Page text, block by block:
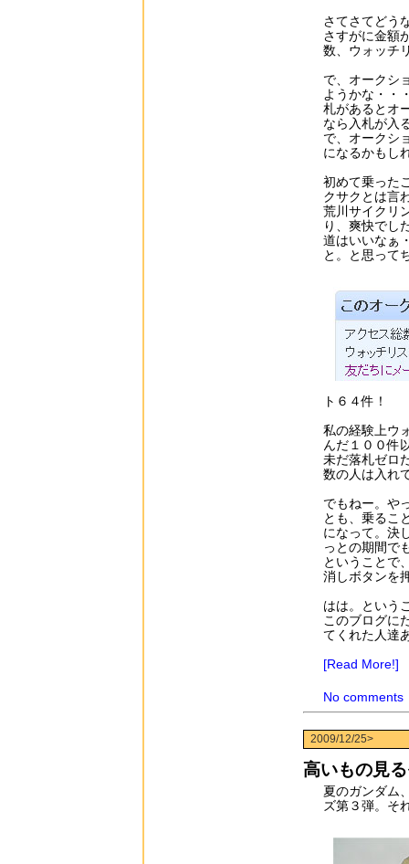
さてさてどう
さすがに金額
数、ウォッチ
で、オークシ
ようかな・・
札があるとオ
なら入札が入
で、オークシ
になるかもし
初めて乗った
クサクとは言
荒川サイクリ
り、爽快でし
道はいいなぁ
と。と思って
ト６４件！
私の経験上ウ
んだ１００件
未だ落札ゼロ
数の人は入れ
でもねー。や
とも、乗るこ
になって。決
っとの期間で
ということで
消しボタンを
はは。という
このブログに
てくれた人達
[Read More!]
No comments
2009/12/25>
高いもの見
夏のガンダム
ズ第３弾。そ